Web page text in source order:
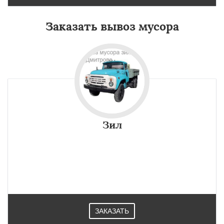
Заказать вывоз мусора
Зил
ЗАКАЗАТЬ